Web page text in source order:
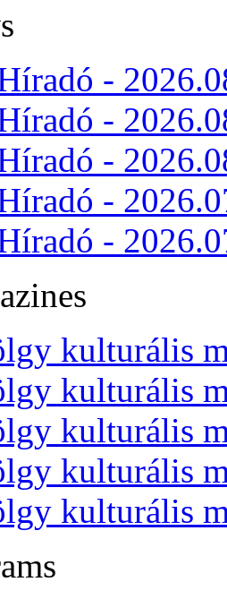
-
-
-
-
-
kulturális
kulturális
kulturális
kulturális
kulturális